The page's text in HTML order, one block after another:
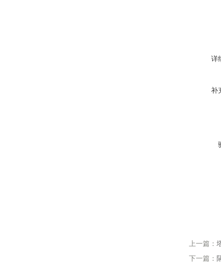
详
补
上一篇：
下一篇：